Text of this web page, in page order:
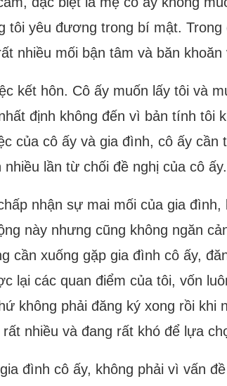
tôi yêu đương trong bí mật.
nhiều mối bận tâm và băn khoăn
kết hôn. Cô ấy muốn lấy tôi và
định không đến vì bản tính tôi
của cô ấy và gia đình, cô ấy
lần từ chối đề nghị của cô ấy.
nhận sự mai mối của gia
này nhưng cũng không ngăn
cần xuống gặp gia đình cô ấy,
lại các quan điểm của tôi, vốn
không phải đăng ký xong rồi
nhiều và đang rất khó để lựa
đình cô ấy, không phải vì vấn